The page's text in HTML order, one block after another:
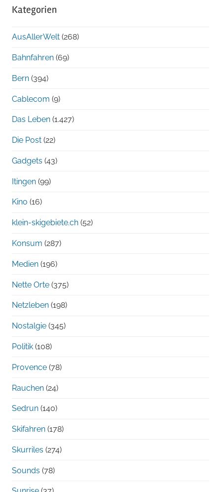
chronologisch
Kategorien
AusAllerWelt (268)
Bahnfahren (69)
Bern (394)
Cablecom (9)
Das Leben (1.427)
Die Post (22)
Gadgets (43)
Itingen (99)
Kino (16)
klein-skigebiete.ch (52)
Konsum (287)
Medien (196)
Nette Orte (375)
Netzleben (198)
Nostalgie (345)
Politik (108)
Provence (78)
Rauchen (24)
Sedrun (140)
Skifahren (178)
Skurriles (274)
Sounds (78)